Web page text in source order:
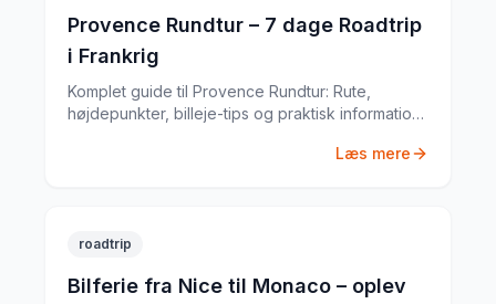
Provence Rundtur – 7 dage Roadtrip
i Frankrig
Komplet guide til Provence Rundtur: Rute,
højdepunkter, billeje-tips og praktisk information
Læs mere
roadtrip
Bilferie fra Nice til Monaco – oplev